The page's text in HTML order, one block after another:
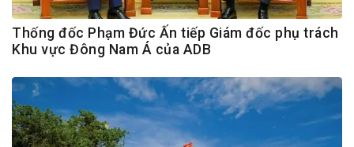
Thống đốc Phạm Đức Ấn tiếp Giám đốc phụ trách
Khu vực Đông Nam Á của ADB